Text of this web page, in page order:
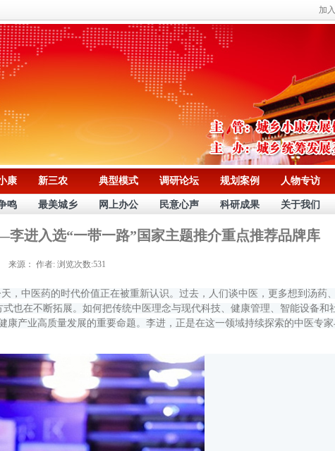
加
康 新三农 典型模式 调研论坛 规划案例 人物专访
鸣 最美城乡 网上办公 民意心声 科研成果 关于我们
进入选“一带一路”国家主题推介重点推荐品牌库
来源： 作者: 浏览次数:531
中医药的时代价值正在被重新认识。过去，人们谈中医，更多想到汤药
也在不断拓展。如何把传统中医理念与现代科技、健康管理、智能设备和
康产业高质量发展的重要命题。李进，正是在这一领域持续探索的中医专